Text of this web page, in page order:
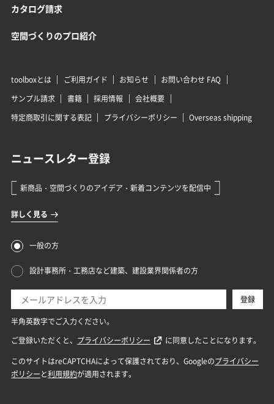
カタログ請求
空間づくりのプロ紹介
toolboxとは ご利用ガイド お知らせ
お問い合わせ FAQ
サンプル請求
書籍 採用情報
会社概要
特定商取引に関する表記
プライバシーポリシー Overseas shipping